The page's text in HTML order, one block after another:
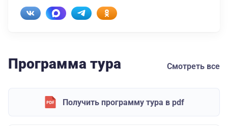
Программа тура Смотреть все
Получить программу тура в pdf